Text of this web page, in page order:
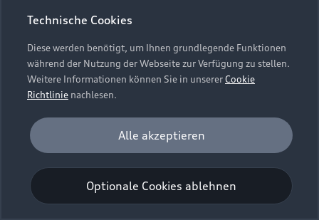
Bordbuch & Bedienungsanleitungen
Verträge kündigen
Vertrag widerrufen
Datenschutz
Audi erleben
Newsletter
Datenschutzinformation
Cookie-Richtlinie
Barrierefreiheit
Digital Services Act
EU Data Act
Embleme am Fahrzeug bei allen Abbildungen auf dieser
Webseite kann abweichen.
Technische Cookies
Diese werden benötigt, um Ihnen grundlegende Funktionen
während der Nutzung der Webseite zur Verfügung zu stellen.
Weitere Informationen können Sie in unsererCookie
Richtlinie nachlesen.
Analyse und Statistik
Performance Cookies sammeln Informationen
darüber, wie unsere Webseite genutzt wird (z. B.
Anzahl der Besuche, Verweildauer). Diese Cookies
werden zur Optimierung der Webseite verwendet.
Optionale Cookies ablehnen
Alle akzeptieren